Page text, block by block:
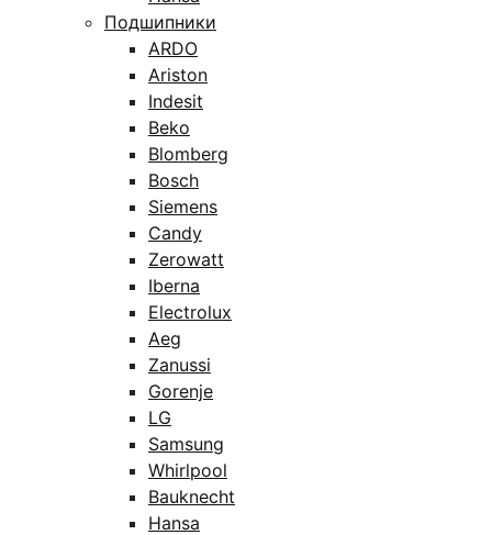
Подшипники
ARDO
Ariston
Indesit
Beko
Blomberg
Bosch
Siemens
Candy
Zerowatt
Iberna
Electrolux
Aeg
Zanussi
Gorenje
LG
Samsung
Whirlpool
Bauknecht
Hansa